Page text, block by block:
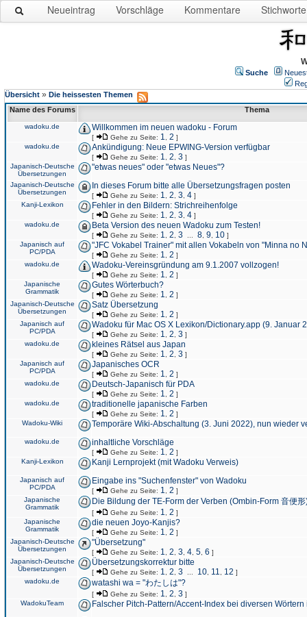
Neueintrag Vorschläge Kommentare Stichworte
Suche
Übersicht » Die heissesten Themen
Name des Forums
Thema
wadoku.de Willkommen im neuen wadoku - Forum
[ Gehe zu Seite: 1 2 ]
wadoku.de
Ankündigung: Neue EPWING-Version verfügbar
[ Gehe zu Seite: 1 2 3 ]
Japanisch-Deutsche
Übersetzungen
"etwas neues" oder "etwas Neues"?
Japanisch-Deutsche
Übersetzungen
In dieses Forum bitte alle Übersetzungsfragen posten
[ Gehe zu Seite: 1 2 3 4 ]
Kanji-Lexikon
Fehler in den Bildern: Strichreihenfolge
[ Gehe zu Seite: 1 2 3 4 ]
wadoku.de
Beta Version des neuen Wadoku zum Testen!
[ Gehe zu Seite: 1 2 3 8 9 10 ]
Japanisch auf
PC/PDA
"JFC Vokabel Trainer" mit allen Vokabeln von "Minna no
[ Gehe zu Seite: 1 2 ]
wadoku.de
Wadoku-Vereinsgründung am 9.1.2007 vollzogen!
[ Gehe zu Seite: 1 2 ]
Japanische
Grammatik
Gutes Wörterbuch?
[ Gehe zu Seite: 1 2 ]
Japanisch-Deutsche
Übersetzungen
Satz Übersetzung
[ Gehe zu Seite: 1 2 ]
Japanisch auf
PC/PDA
Wadoku für Mac OS X Lexikon/Dictionary.app (9. Januar
[ Gehe zu Seite: 1 2 3 ]
wadoku.de
kleines Rätsel aus Japan
[ Gehe zu Seite: 1 2 3 ]
Japanisch auf
PC/PDA
Japanisches OCR
[ Gehe zu Seite: 1 2 ]
wadoku.de
Deutsch-Japanisch für PDA
[ Gehe zu Seite: 1 2 ]
wadoku.de
traditionelle japanische Farben
[ Gehe zu Seite: 1 2 ]
Wadoku-Wiki
Temporäre Wiki-Abschaltung (3. Juni 2022), nun wieder
wadoku.de inhaltliche Vorschläge
[ Gehe zu Seite: 1 2 ]
Kanji-Lexikon
Kanji Lernprojekt (mit Wadoku Verweis)
Japanisch auf
PC/PDA
Eingabe ins "Suchenfenster" von Wadoku
[ Gehe zu Seite: 1 2 ]
Japanische
Grammatik
Die Bildung der TE-Form der Verben (Ombin-Form 音便形
[ Gehe zu Seite: 1 2 ]
Japanische
Grammatik
die neuen Joyo-Kanjis?
[ Gehe zu Seite: 1 2 ]
Japanisch-Deutsche
Übersetzungen
"Übersetzung"
[ Gehe zu Seite: 1 2 3 4 5 6 ]
Japanisch-Deutsche
Übersetzungen
Übersetzungskorrektur bitte
[ Gehe zu Seite: 1 2 3 10 11 12 ]
wadoku.de
watashi wa = "わたしは"?
[ Gehe zu Seite: 1 2 3 ]
WadokuTeam
Falscher Pitch-Pattern/Accent-Index bei diversen